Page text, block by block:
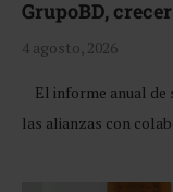
GrupoBD,
4 agosto, 2026
El informe anual de
las alianzas con